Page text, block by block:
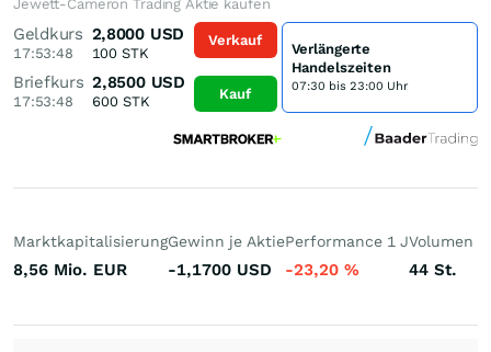
Jewett-Cameron Trading Aktie kaufen
Geldkurs
17:53:48
2,8000 USD
100 STK
Briefkurs
17:53:48
2,8500 USD
600STK
Verkauf
Kauf
Verlängerte
Handelszeiten
07:30 bis 23:00 Uhr
Marktkapitalisierung
8,56 Mio. EUR
Gewinn je Aktie
-1,1700 USD
Performance 1 J
-23,20 %
Volumen
44 St.